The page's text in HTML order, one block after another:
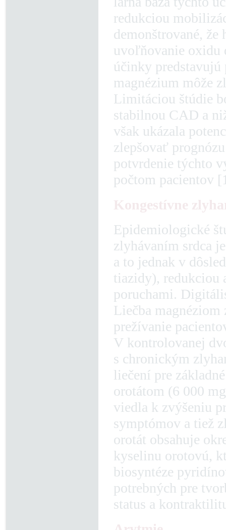
redukciou
demonštrované, že
uvoľňovanie oxidu
účinky
magnézium môže
Limitáciou štúdie
stabilnou CAD a
však ukázala
zlepšovať
potvrdenie týchto
počtom pacientov
Epidemiologické
zlyhávaním srdca
a to jednak v
tiazidy), redukciou
poruchami.
Liečba
prežívanie
V kontrolovanej
s chronickým
liečení pre
orotátom (6 000
viedla k zvýšeniu
symptómov a tiež
orotát obsahuje
kyselinu orotovú,
biosyntéze
potrebných pre
status a